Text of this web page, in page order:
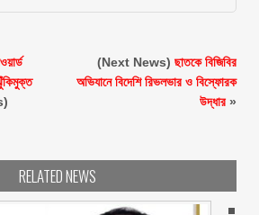
(Next News) ছাতকে বিজিবির
অভিযানে বিদেশি রিভলভার ও বিস্ফোরক
উদ্ধার»
RELATED NEWS